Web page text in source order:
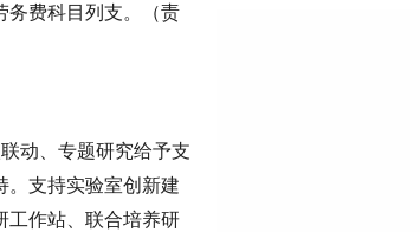
务费科目列支。（责
动、专题研究给予支
。支持实验室创新建
工作站、联合培养研